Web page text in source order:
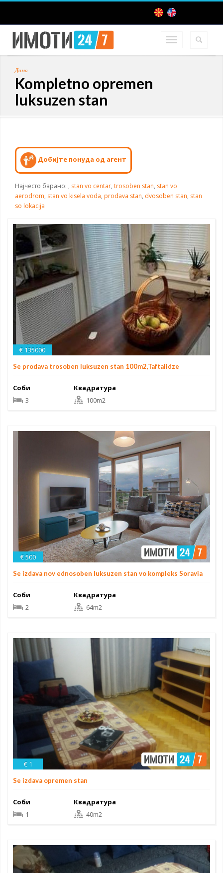
Дома
Kompletno opremen
luksuzen stan
Добијте понуда од агент
Најчесто барано: , stan vo centar, trosoben stan, stan vo
aerodrom, stan vo kisela voda, prodava stan, dvosoben stan, stan
so lokacija
€ 135000
Se prodava trosoben luksuzen stan 100m2,Taftalidze
Соби
3
Квадратура
100m2
€ 500
Se izdava nov ednosoben luksuzen stan vo kompleks Soravia
Соби
2
Квадратура
64m2
€ 1
Se izdava opremen stan
Соби
1
Квадратура
40m2